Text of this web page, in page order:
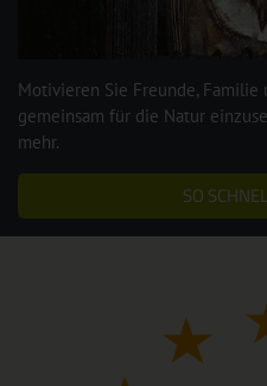
Motivieren Sie Freunde, Familie
gemeinsam für die Natur
mehr.
SO